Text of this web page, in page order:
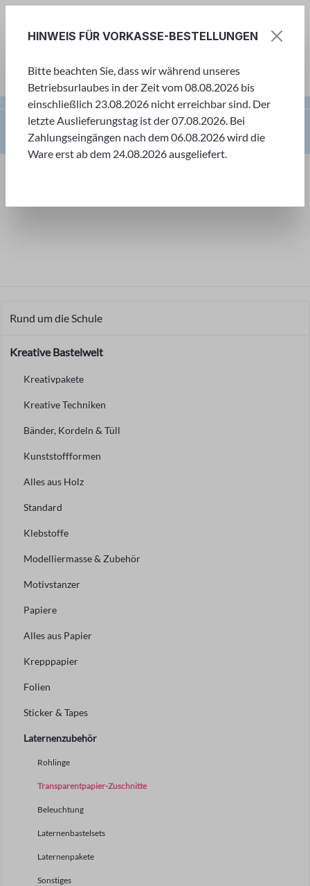
Kreative Bastelwelt
Laternenzubehör
Transparentpapier-Zuschnitte
Willkommen in unserer kreativen Bastelwelt! Hier
Rund um die Schule
Kreative Bastelwelt
Kreativpakete
Kreative Techniken
Bänder, Kordeln & Tüll
Kunststoffformen
Alles aus Holz
Standard
Klebstoffe
Modelliermasse & Zubehör
Motivstanzer
Papiere
Alles aus Papier
Krepppapier
Folien
Sticker & Tapes
Laternenzubehör
Rohlinge
Transparentpapier-Zuschnitte
Beleuchtung
Laternenbastelsets
Laternenpakete
Sonstiges
HINWEIS FÜR VORKASSE-BESTELLUNGEN
Bitte beachten Sie, dass wir während unseres
Betriebsurlaubes in der Zeit vom 08.08.2026 bis
einschließlich 23.08.2026 nicht erreichbar sind. Der
letzte Auslieferungstag ist der 07.08.2026. Bei
Zahlungseingängen nach dem 06.08.2026 wird die
Ware erst ab dem 24.08.2026 ausgeliefert.